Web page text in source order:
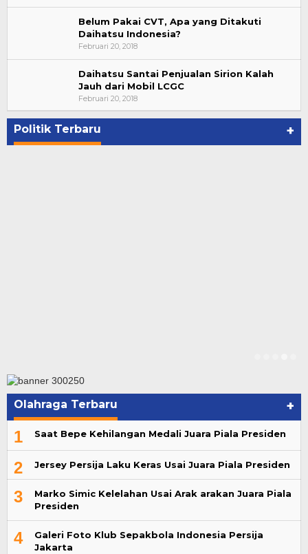
Belum Pakai CVT, Apa yang Ditakuti
Daihatsu Indonesia?
Februari 20, 2018
Daihatsu Santai Penjualan Sirion Kalah
Jauh dari Mobil LCGC
Februari 20, 2018
Politik Terbaru +
Di Kandang Rohidin, Lagu Gubernurku Helmi
Hasan Menggema
Di KOMINFO KOTA BENGKULU, POLITIK
Olahraga Terbaru +
1 Saat Bepe Kehilangan Medali Juara Piala Presiden
2 Jersey Persija Laku Keras Usai Juara Piala Presiden
3
Marko Simic Kelelahan Usai Arak arakan Juara Piala
Presiden
4
Galeri Foto Klub Sepakbola Indonesia Persija
Jakarta